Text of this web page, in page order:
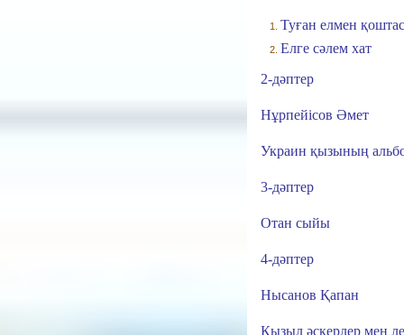
Туған елмен
Елге сәлем хат
2-дәптер
Нұрпейісов Әмет
Украин қызының
3-дәптер
Отан сыйы
4-дәптер
Нысанов Қапан
Қызыл әскерлер мен